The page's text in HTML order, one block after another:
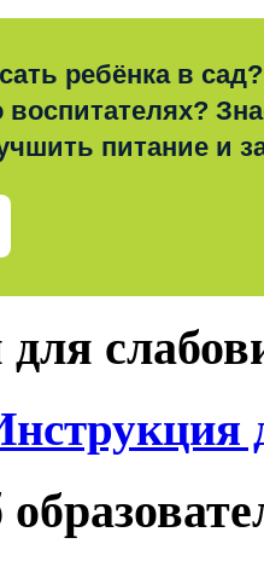
ребёнка в
воспитателях?
питание и